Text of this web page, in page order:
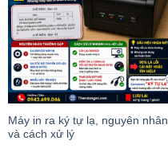
Máy in ra ký tự lạ, nguyên nhân
và cách xử lý